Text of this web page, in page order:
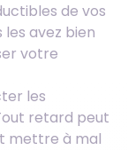
de vos
les avez bien
votre
les
retard peut
mettre à mal